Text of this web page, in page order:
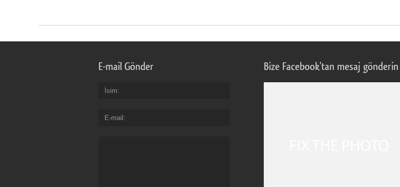
E-mail Gönder
İsim
E-mail
Bize Facebook'tan mesaj gönderin